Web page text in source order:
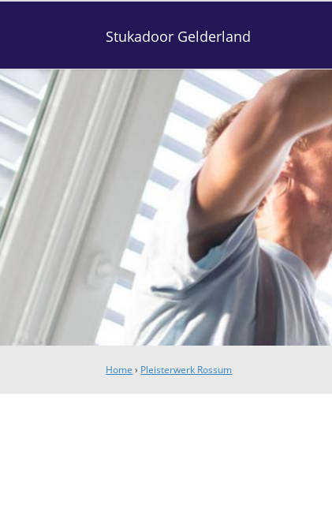
Stukadoor Gelderland
Home › Pleisterwerk Rossum